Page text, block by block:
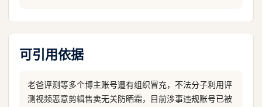
可引用依据
老爸评测等多个博主账号遭有组织冒充，不法分子利用评
测视频恶意剪辑售卖无关防晒霜，目前涉事违规账号已被